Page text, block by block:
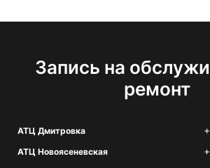
Запись на
ремонт
АТЦ Дмитровка
АТЦ Новоясеневская